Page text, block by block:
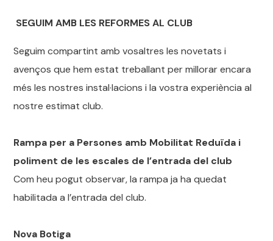
SEGUIM AMB LES REFORMES AL CLUB
Seguim compartint amb vosaltres les novetats i
avenços que hem estat treballant per millorar encara
més les nostres instal·lacions i la vostra experiència al
nostre estimat club.
Rampa per a Persones amb Mobilitat Reduïda i
poliment de les escales de l’entrada del club
Com heu pogut observar, la rampa ja ha quedat
habilitada a l’entrada del club.
Nova Botiga